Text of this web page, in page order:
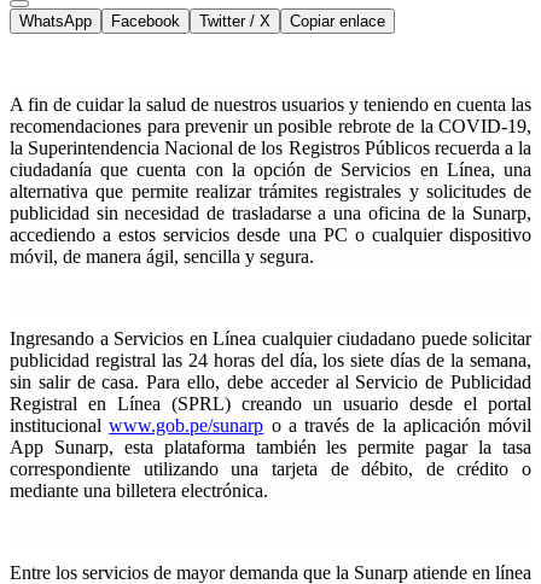
WhatsApp Facebook Twitter / X Copiar enlace
A fin de cuidar la salud de nuestros usuarios y teniendo en cuenta las
recomendaciones para prevenir un posible rebrote de la COVID-19,
la Superintendencia Nacional de los Registros Públicos recuerda a la
ciudadanía que cuenta con la opción de Servicios en Línea, una
alternativa que permite realizar trámites registrales y solicitudes de
publicidad sin necesidad de trasladarse a una oficina de la Sunarp,
accediendo a estos servicios desde una PC o cualquier dispositivo
móvil, de manera ágil, sencilla y segura.
Ingresando a Servicios en Línea cualquier ciudadano puede solicitar
publicidad registral las 24 horas del día, los siete días de la semana,
sin salir de casa. Para ello, debe acceder al Servicio de Publicidad
Registral en Línea (SPRL) creando un usuario desde el portal
institucionalwww.gob.pe/sunarp o a través de la aplicación móvil
App Sunarp, esta plataforma también les permite pagar la tasa
correspondiente utilizando una tarjeta de débito, de crédito o
mediante una billetera electrónica.
Entre los servicios de mayor demanda que la Sunarp atiende en línea